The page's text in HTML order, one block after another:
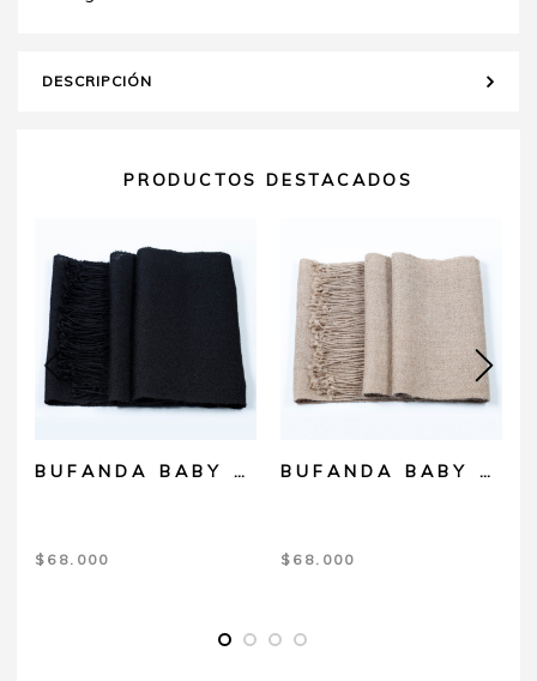
DESCRIPCIÓN
PRODUCTOS DESTACADOS
BUFANDA BABY ALPACA NEGRA
$ 68.000
BUFANDA BABY ALPACA VISON CLARO
$ 68.000